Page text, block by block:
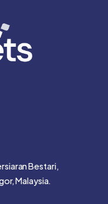
Bestari,
Malaysia.